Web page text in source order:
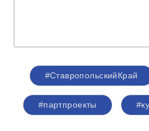
#СтавропольскийКрай
#партпроекты